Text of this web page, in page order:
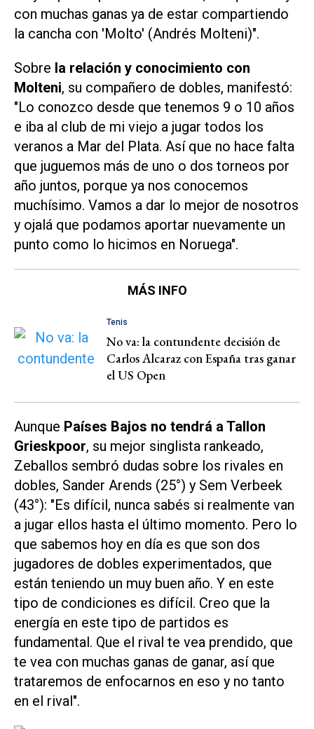
con muchas ganas ya de estar compartiendo
la cancha con 'Molto' (Andrés Molteni)".
Sobre la relación y conocimiento con
Molteni, su compañero de dobles, manifestó:
"Lo conozco desde que tenemos 9 o 10 años
e iba al club de mi viejo a jugar todos los
veranos a Mar del Plata. Así que no hace falta
que juguemos más de uno o dos torneos por
año juntos, porque ya nos conocemos
muchísimo. Vamos a dar lo mejor de nosotros
y ojalá que podamos aportar nuevamente un
punto como lo hicimos en Noruega".
MÁS INFO
Tenis
No va: la contundente decisión de
Carlos Alcaraz con España tras ganar
el US Open
Aunque Países Bajos no tendrá a Tallon
Grieskpoor, su mejor singlista rankeado,
Zeballos sembró dudas sobre los rivales en
dobles, Sander Arends (25°) y Sem Verbeek
(43°): "Es difícil, nunca sabés si realmente van
a jugar ellos hasta el último momento. Pero lo
que sabemos hoy en día es que son dos
jugadores de dobles experimentados, que
están teniendo un muy buen año. Y en este
tipo de condiciones es difícil. Creo que la
energía en este tipo de partidos es
fundamental. Que el rival te vea prendido, que
te vea con muchas ganas de ganar, así que
trataremos de enfocarnos en eso y no tanto
en el rival".